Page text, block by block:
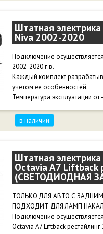
- Визуальная диагностика
- Индикатор неисправности
- Защита от некорректного
Температура эксплуатации от
Штатная
Niva 2002-2020
Подключение
2002-2020 г.в.
Каждый комплект
учетом ее особенностей.
Температура эксплуатации от
в наличии
Штатная
Octavia A7 Liftback
(СВЕТОДИОДНАЯ
ТОЛЬКО ДЛЯ АВТО С
ПОДХОДИТ ДЛЯ ЛАМП
Подключение
Octavia A7 Liftback рестайлинг